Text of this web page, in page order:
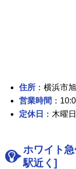
住所 ：横浜市
営業時間 ：
定休日
：木曜日
ホワイト
駅近く]